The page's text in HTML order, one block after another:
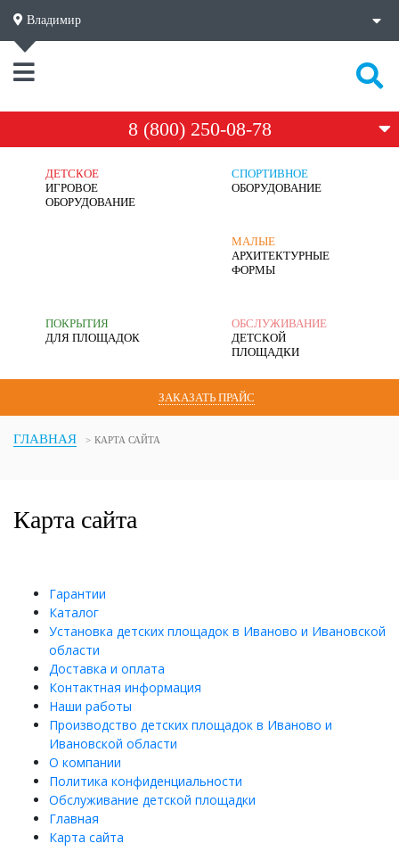
Владимир
8 (800) 250-08-78
ДЕТСКОЕ
ИГРОВОЕ
ОБОРУДОВАНИЕ
СПОРТИВНОЕ
ОБОРУДОВАНИЕ
МАЛЫЕ
АРХИТЕКТУРНЫЕ
ФОРМЫ
ПОКРЫТИЯ
ДЛЯ ПЛОЩАДОК
ОБСЛУЖИВАНИЕ
ДЕТСКОЙ
ПЛОЩАДКИ
ЗАКАЗАТЬ ПРАЙС
ГЛАВНАЯ КАРТА САЙТА
Карта сайта
Гарантии
Каталог
Установка детских площадок в Иваново и Ивановской
области
Доставка и оплата
Контактная информация
Наши работы
Производство детских площадок в Иваново и
Ивановской области
О компании
Политика конфиденциальности
Обслуживание детской площадки
Главная
Карта сайта